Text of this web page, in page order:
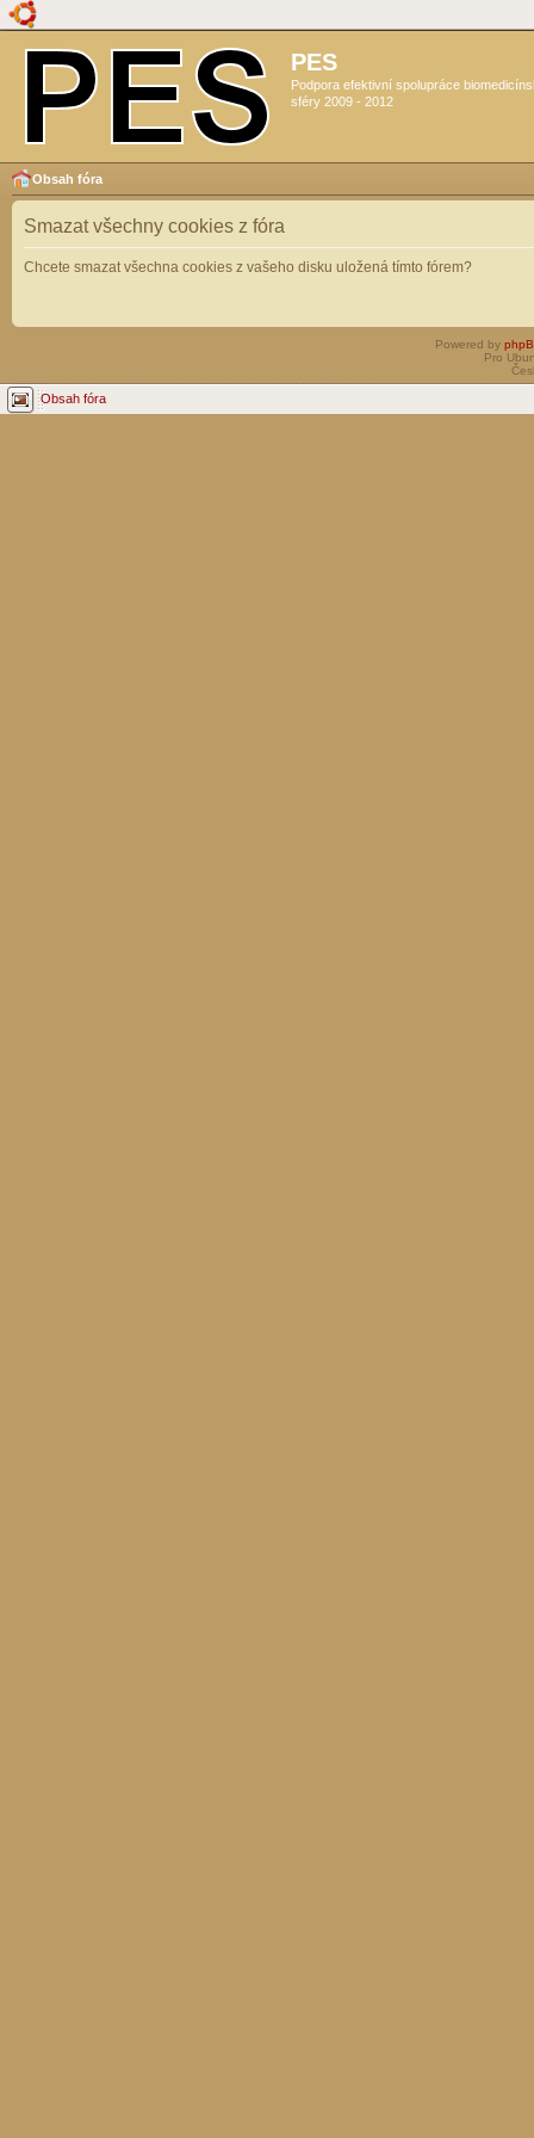
PES
Podpora efektivní spolupráce
sféry 2009 - 2012
Obsah fóra
Smazat všechny cookies z fóra
Chcete smazat všechna cookies z vašeho disku uložená tímto fórem?
Powered by
Pro
Obsah fóra